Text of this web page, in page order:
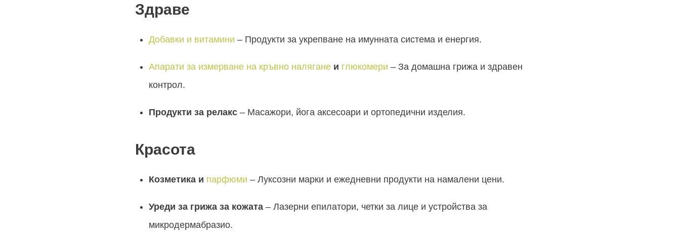
Здраве
Добавки и витамини – Продукти за укрепване на имунната система и енергия.
Апарати за измерване на кръвно налягане и глюкомери – За домашна грижа и здравен
контрол.
Продукти за релакс – Масажори, йога аксесоари и ортопедични изделия.
Красота
Козметика и парфюми – Луксозни марки и ежедневни продукти на намалени цени.
Уреди за грижа за кожата – Лазерни епилатори, четки за лице и устройства за
микродермабразио.